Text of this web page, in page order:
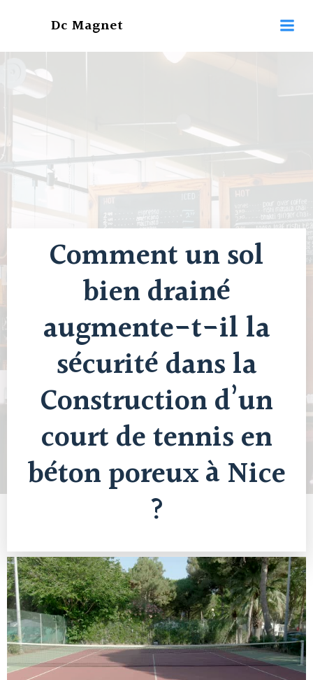
Dc Magnet
Comment un sol
bien drainé
augmente-t-il la
sécurité dans la
Construction d’un
court de tennis en
béton poreux à Nice
?